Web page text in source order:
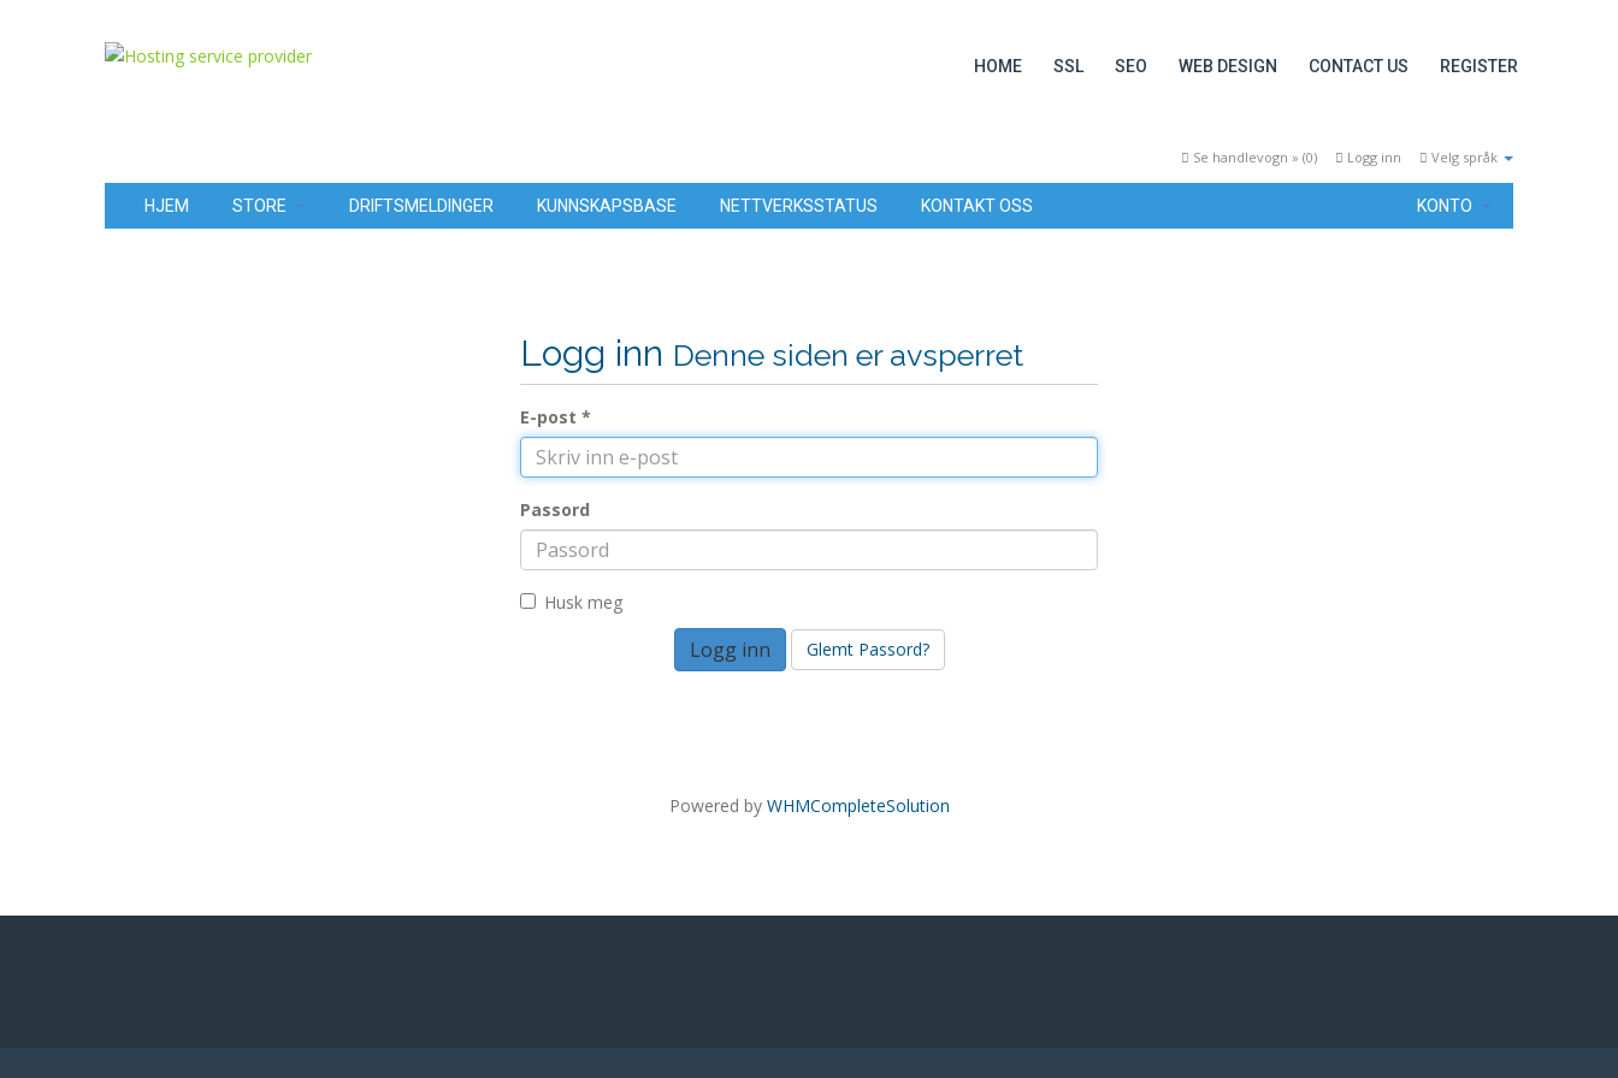
HOME SSL SEO WEB DESIGN CONTACT US REGISTER
Velg språk
Logg inn
Se handlevogn » (0)
HJEM STORE DRIFTSMELDINGER KUNNSKAPSBASE NETTVERKSSTATUS KONTAKT OSS KONTO
Logg inn Denne siden er avsperret
E-post *
Passord
Husk meg
Glemt Passord?
Powered by WHMCompleteSolution